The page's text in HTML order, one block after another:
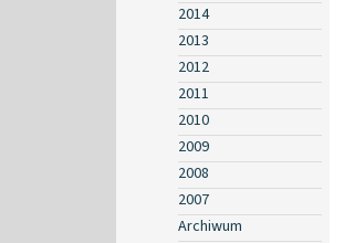
2014
2013
2012
2011
2010
2009
2008
2007
Archiwum